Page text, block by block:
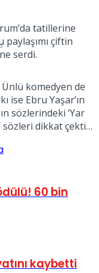
tatillerine
çiftin
serdi.
Ünlü komedyen de
ise Ebru Yaşar’ın
sözlerindeki ‘Yar
sözleri dikkat çekti…
60 bin
kaybetti